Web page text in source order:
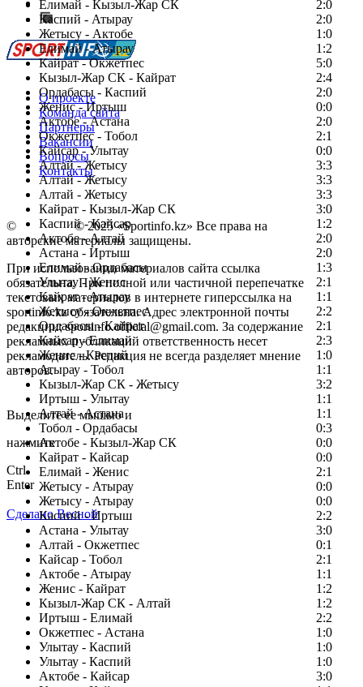
Елимай - Кызыл-Жар СК
2:0
Каспий - Атырау
2:0
Жетысу - Актобе
1:0
Елимай - Атырау
1:2
Кайрат - Окжетпес
5:0
Кызыл-Жар СК - Кайрат
2:4
Ордабасы - Каспий
2:0
Женис - Иртыш
0:0
Актобе - Астана
2:0
Окжетпес - Тобол
2:1
Кайсар - Улытау
0:0
Алтай - Жетысу
3:3
Алтай - Жетысу
3:3
Алтай - Жетысу
3:3
Кайрат - Кызыл-Жар СК
3:0
Каспий - Кайсар
1:2
Актобе - Алтай
2:0
Астана - Иртыш
2:0
Елимай - Ордабасы
1:3
Улытау - Женис
2:1
Кайрат - Атырау
1:1
Жетысу - Окжетпес
2:2
Ордабасы - Кайрат
2:1
Кайсар - Елимай
2:3
Женис - Каспий
1:0
Атырау - Тобол
1:1
Кызыл-Жар СК - Жетысу
3:2
Иртыш - Улытау
1:1
Алтай - Астана
1:1
Тобол - Ордабасы
0:3
Актобе - Кызыл-Жар СК
0:0
Кайрат - Кайсар
0:0
Елимай - Женис
2:1
Жетысу - Атырау
0:0
Жетысу - Атырау
0:0
Каспий - Иртыш
2:2
Астана - Улытау
3:0
Алтай - Окжетпес
0:1
Кайсар - Тобол
2:1
Актобе - Атырау
1:1
Женис - Кайрат
1:2
Кызыл-Жар СК - Алтай
1:2
Иртыш - Елимай
2:2
Окжетпес - Астана
1:0
Улытау - Каспий
1:0
Улытау - Каспий
1:0
Актобе - Кайсар
3:0
Сообщить о мероприятии
Перейти на старый сайт
О проекте
Команда сайта
Партнеры
Вакансии
Вопросы
Контакты
© Copyright© 2025 «Sportinfo.kz» Все права на
авторские материалы защищены.
При использовании материалов сайта ссылка
обязательна. При полной или частичной перепечатке
текстовых материалов в интернете гиперссылка на
sportinfo.kz обязательна. Адрес электронной почты
редакции: sportinfo.official@gmail.com. За содержание
рекламных публикаций ответственность несет
рекламодатель. Редакция не всегда разделяет мнение
авторов.
Заметили ошибку в тексте?
Выделите ее мышью и
нажмите
Ctrl
Enter
Сделано Весной